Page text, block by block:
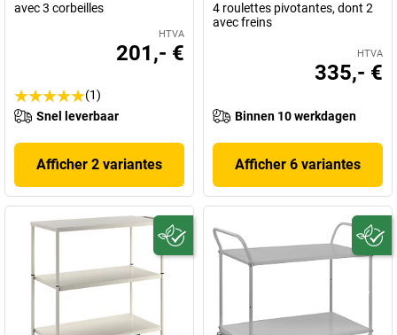
avec 3 corbeilles
HTVA
201,- €
(1)
Snel leverbaar
Afficher 2 variantes
4 roulettes pivotantes, dont 2
avec freins
HTVA
335,- €
Binnen 10 werkdagen
Afficher 6 variantes